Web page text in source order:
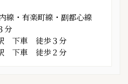
・有楽町線・副都心線
分
下車 徒歩３分
下車 徒歩２分